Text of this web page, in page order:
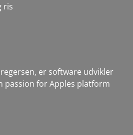
ris
er software udvikler
passion for Apples platform